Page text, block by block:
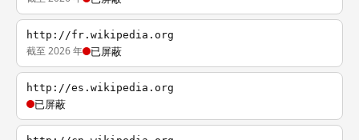
http://fr.wikipedia.org
截至 2026 年 已屏蔽
http://es.wikipedia.org
已屏蔽